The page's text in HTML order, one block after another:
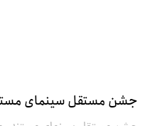
جشن مستقل سینمای